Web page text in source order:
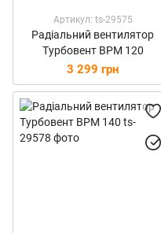
Артикул: ts-29575
Радіальний вентилятор
Турбовент ВРМ 120
3 299 грн